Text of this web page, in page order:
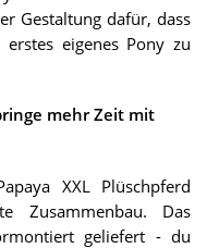
Gestaltung dafür, dass
eigenes Pony zu
mehr Zeit mit
XXL Plüschpferd
Zusammenbau. Das
geliefert - du